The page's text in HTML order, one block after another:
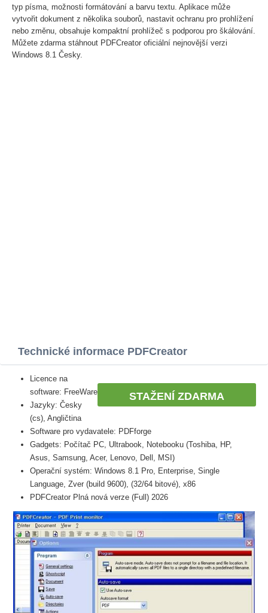
typ písma, možnosti formátování a barvu textu. Aplikace může
vytvořit dokument z několika souborů, nastavit ochranu pro prohlížení
nebo změnu, obsahuje kompaktní prohlížeč s podporou pro škálování.
Můžete zdarma stáhnout PDFCreator oficiální nejnovější verzi
Windows 8.1 Česky.
Technické informace PDFCreator
STAŽENÍ ZDARMA
Licence na
software: FreeWare
Jazyky: Česky
(cs), Angličtina
Software pro vydavatele: PDFforge
Gadgets: Počítač PC, Ultrabook, Notebooku (Toshiba, HP,
Asus, Samsung, Acer, Lenovo, Dell, MSI)
Operační systém: Windows 8.1 Pro, Enterprise, Single
Language, Zver (build 9600), (32/64 bitové), x86
PDFCreator Plná nová verze (Full) 2026